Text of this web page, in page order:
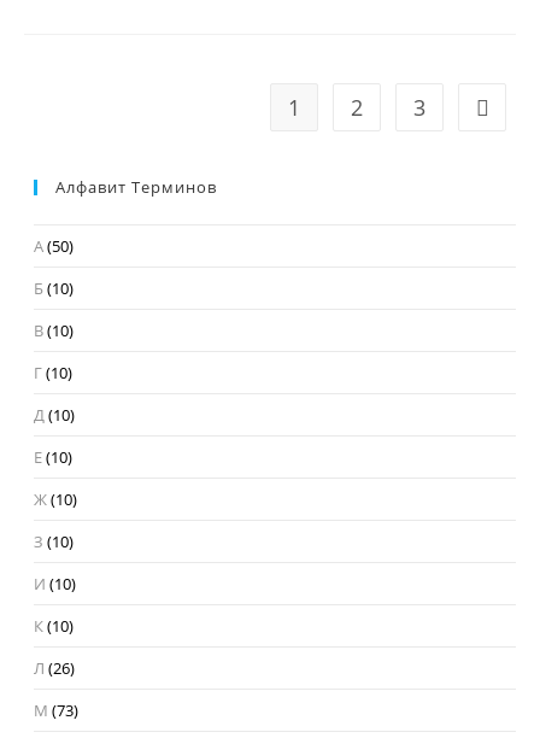
1 2 3
Алфавит Терминов
А(50)
Б(10)
В(10)
Г(10)
Д(10)
Е(10)
Ж(10)
З (10)
И (10)
К(10)
Л (26)
М (73)